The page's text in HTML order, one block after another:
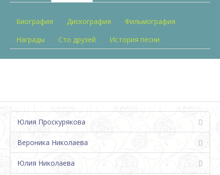
Биография Дискография
Фильмография
Награды
Сто друзей История песни
Юлия Проскурякова
Вероника Николаева
Юлия Николаева